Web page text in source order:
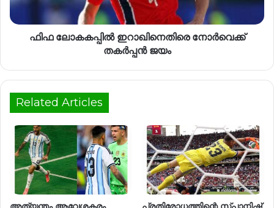
ഫിഫ ലോകകപ്പില്‍ ഇറാഖിനെതിരെ നോര്‍വെക്ക്
തകര്‍പ്പന്‍ ജയം
Related Articles